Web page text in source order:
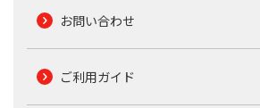
お問い合わせ
ご利用ガイド